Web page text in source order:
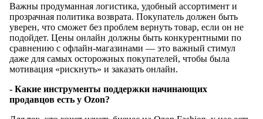
Важны продуманная логистика, удобный ассортимент и
прозрачная политика возврата. Покупатель должен быть
уверен, что сможет без проблем вернуть товар, если он не
подойдет. Цены онлайн должны быть конкурентными по
сравнению с офлайн-магазинами — это важный стимул
даже для самых осторожных покупателей, чтобы была
мотивация «рискнуть» и заказать онлайн.
- Какие инструменты поддержки начинающих
продавцов есть у Ozon?